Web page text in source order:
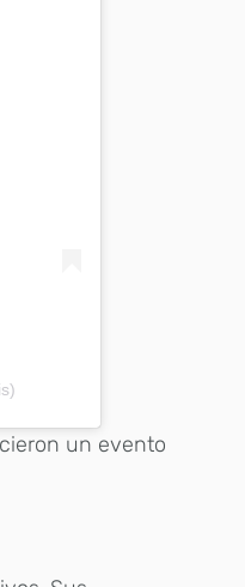
un evento